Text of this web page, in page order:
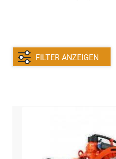
FILTER ANZEIGEN